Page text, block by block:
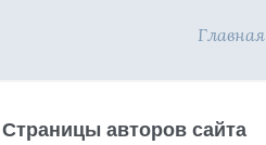
Главная
Страницы авторов сайта